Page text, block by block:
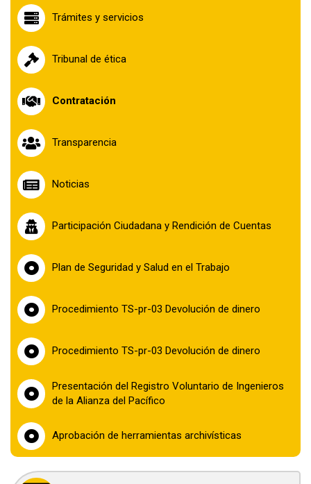
navegación
Trámites y servicios
Tribunal de ética
Contratación
Transparencia
Noticias
Participación Ciudadana y Rendición de Cuentas
Plan de Seguridad y Salud en el Trabajo
Procedimiento TS-pr-03 Devolución de dinero
Procedimiento TS-pr-03 Devolución de dinero
Presentación del Registro Voluntario de Ingenieros
de la Alianza del Pacífico
Aprobación de herramientas archivísticas